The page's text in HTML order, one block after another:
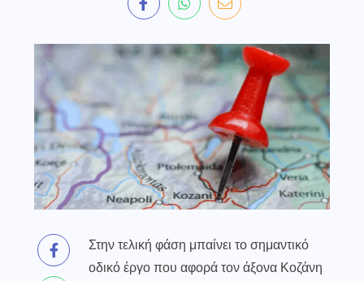
Στην τελική φάση μπαίνει το σημαντικό
οδικό έργο που αφορά τον άξονα Κοζάνη